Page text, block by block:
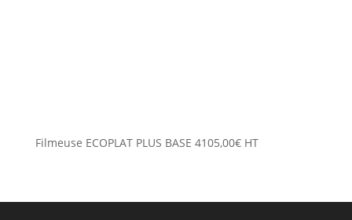
Filmeuse ECOPLAT PLUS BASE 4105,00€ HT